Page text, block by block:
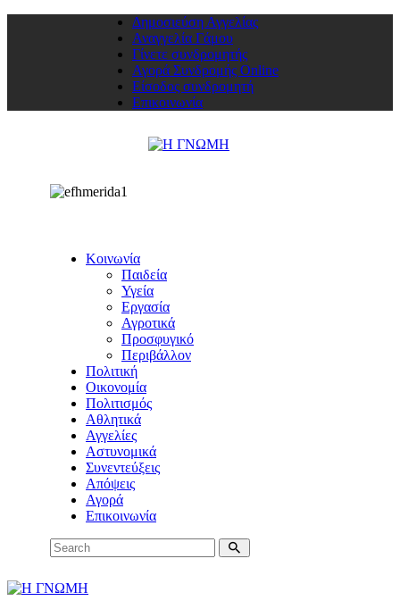
Δημοσιεύση Αγγελίας
Αναγγελία Γάμου
Γίνετε συνδρομητής
Αγορά Συνδρομής Online
Είσοδος συνδρομητή
Επικοινωνία
Κοινωνία
Παιδεία
Υγεία
Εργασία
Αγροτικά
Προσφυγικό
Περιβάλλον
Πολιτική
Οικονομία
Πολιτισμός
Αθλητικά
Αγγελίες
Αστυνομικά
Συνεντεύξεις
Απόψεις
Αγορά
Επικοινωνία